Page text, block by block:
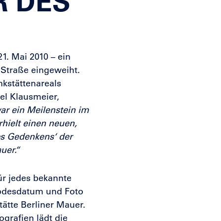
Mai 2010 – ein
eingeweiht.
Klausmeier,
ein Meilenstein im
einen neuen,
Gedenkens‘ der
jedes bekannte
und Foto
Berliner Mauer.
lädt die